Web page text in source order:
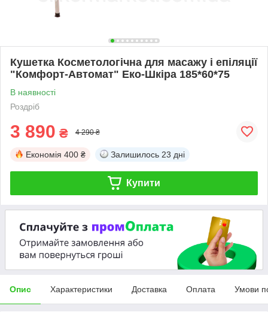
Кушетка Косметологічна для масажу і епіляції
"Комфорт-Автомат" Еко-Шкіра 185*60*75
В наявності
Роздріб
3 890 ₴ 4 290 ₴
Економія 400 ₴ Залишилось 23 дні
Купити
Опис Характеристики Доставка Оплата Умови